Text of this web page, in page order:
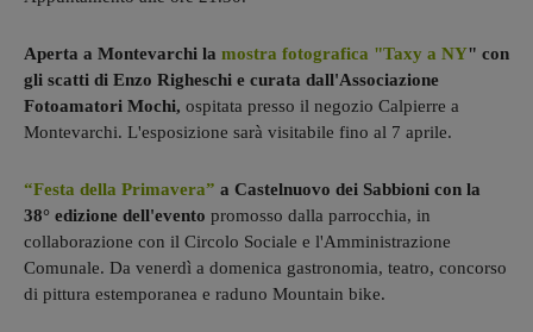
Aperta a Montevarchi la mostra fotografica "Taxy a NY" con
gli scatti di Enzo Righeschi e curata dall'Associazione
Fotoamatori Mochi, ospitata presso il negozio Calpierre a
Montevarchi. L'esposizione sarà visitabile fino al 7 aprile.
“Festa della Primavera” a Castelnuovo dei Sabbioni con la
38° edizione dell'evento promosso dalla parrocchia, in
collaborazione con il Circolo Sociale e l'Amministrazione
Comunale. Da venerdì a domenica gastronomia, teatro, concorso
di pittura estemporanea e raduno Mountain bike.